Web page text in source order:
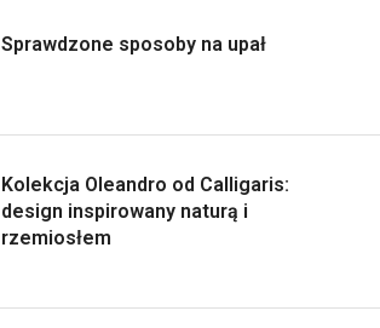
Sprawdzone sposoby na upał
Kolekcja Oleandro od Calligaris:
design inspirowany naturą i
rzemiosłem